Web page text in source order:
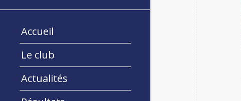
Accueil
Le club
Actualités